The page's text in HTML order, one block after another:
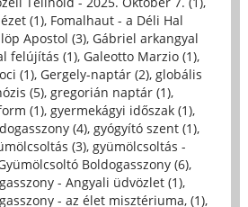
(1), Fomalhaut - a Déli Hal
Apostol (3), Gábriel arkangyal
felújítás (1), Galeotto Marzio (1),
(1), Gergely-naptár (2), globális
(5), gregorián naptár (1),
(1), gyermekágyi időszak (1),
(4), gyógyító szent (1),
(3), gyümölcsoltás -
Boldogasszony (6),
- Angyali üdvözlet (1),
- az élet misztériuma, (1),